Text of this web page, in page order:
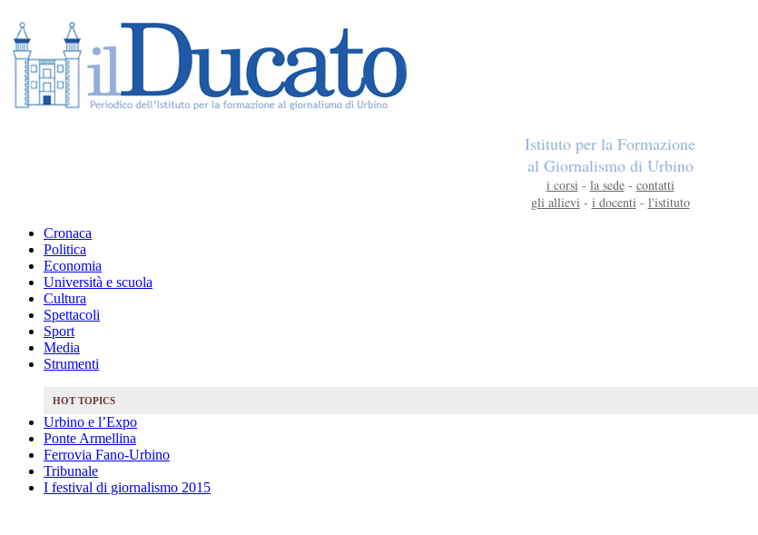
Istituto per la Formazione
al Giornalismo di Urbino
i corsi - la sede- contatti
gli allievi - i docenti - l'istituto
Cronaca
Politica
Economia
Università e scuola
Cultura
Spettacoli
Sport
Media
Strumenti
HOT TOPICS
Urbino e l’Expo
Ponte Armellina
Ferrovia Fano-Urbino
Tribunale
I festival di giornalismo 2015